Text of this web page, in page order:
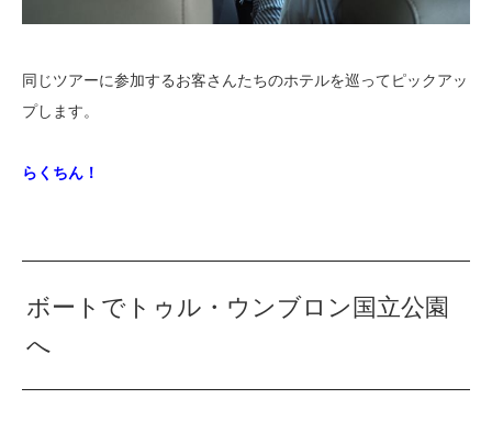
同じツアーに参加するお客さんたちのホテルを巡ってピックアッ
プします。
らくちん！
ボートでトゥル・ウンブロン国立公園
へ